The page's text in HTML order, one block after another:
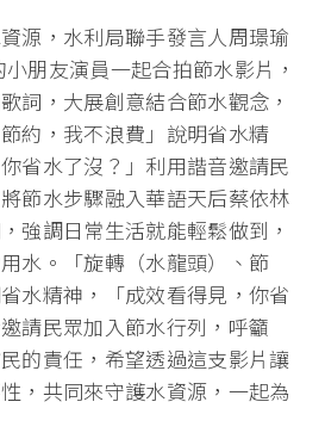
源，水利局聯手發言人周璟瑜
朋友演員一起合拍節水影片，
詞，大展創意結合節水觀念，
約，我不浪費」說明省水精
省水了沒？」利用諧音邀請民
節水步驟融入華語天后蔡依林
強調日常生活就能輕鬆做到，
水。「旋轉（水龍頭）、節
水精神，「成效看得見，你省
請民眾加入節水行列，呼籲
的責任，希望透過這支影片讓
，共同來守護水資源，一起為